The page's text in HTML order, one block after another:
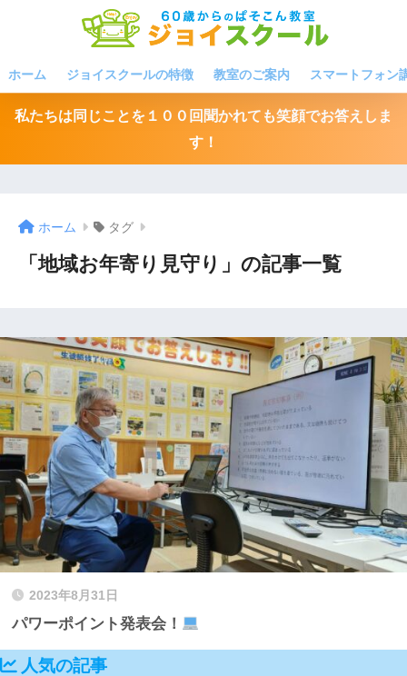
ホーム ジョイスクールの特徴 教室のご案内 スマートフォン
私たちは同じことを１００回聞かれても笑顔でお答えしま
す！
ホーム タグ
「地域お年寄り見守り」の記事一覧
2023年8月31日
パワーポイント発表会！
人気の記事